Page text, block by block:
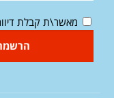
מאשר\ת קבלת